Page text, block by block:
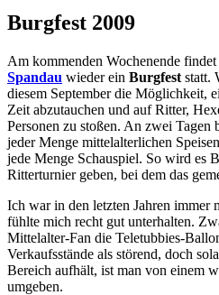
Burgfest 2009
Am kommenden Wochenende
Spandau wieder ein Burgfest statt.
diesem September die Möglichkeit,
Zeit abzutauchen und auf Ritter,
Personen zu stoßen. An zwei Tagen
jeder Menge mittelalterlichen
jede Menge Schauspiel. So wird es
Ritterturnier geben, bei dem das
Ich war in den letzten Jahren immer
fühlte mich recht gut unterhalten.
Mittelalter-Fan die Teletubbies-
Verkaufsstände als störend, doch
Bereich aufhält, ist man von einem
umgeben.